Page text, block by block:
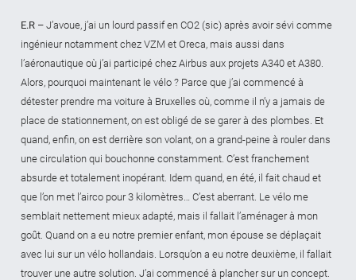
E.R – J’avoue, j’ai un lourd passif en CO2 (sic) après avoir sévi comme
ingénieur notamment chez VZM et Oreca, mais aussi dans
l’aéronautique où j’ai participé chez Airbus aux projets A340 et A380.
Alors, pourquoi maintenant le vélo ? Parce que j’ai commencé à
détester prendre ma voiture à Bruxelles où, comme il n’y a jamais de
place de stationnement, on est obligé de se garer à des plombes. Et
quand, enfin, on est derrière son volant, on a grand-peine à rouler dans
une circulation qui bouchonne constamment. C’est franchement
absurde et totalement inopérant. Idem quand, en été, il fait chaud et
que l’on met l’airco pour 3 kilomètres… C’est aberrant. Le vélo me
semblait nettement mieux adapté, mais il fallait l’aménager à mon
goût. Quand on a eu notre premier enfant, mon épouse se déplaçait
avec lui sur un vélo hollandais. Lorsqu’on a eu notre deuxième, il fallait
trouver une autre solution. J’ai commencé à plancher sur un concept.